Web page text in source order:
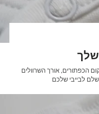
שלך
הכפתורים, אורך השרוולים
לבייבי שלכם